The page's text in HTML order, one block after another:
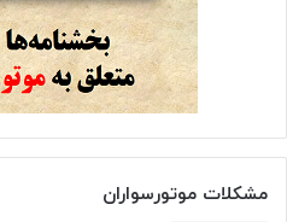
مشکلات موتورسواران